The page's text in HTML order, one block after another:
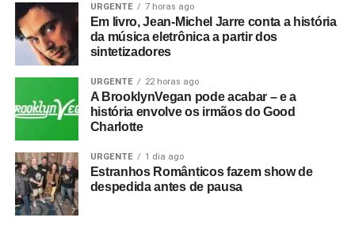
URGENTE 7 horas ago
Em livro, Jean-Michel Jarre conta a história
da música eletrônica a partir dos
sintetizadores
URGENTE 22 horas ago
A BrooklynVegan pode acabar – e a
história envolve os irmãos do Good
Charlotte
URGENTE 1 dia ago
Estranhos Românticos fazem show de
despedida antes de pausa